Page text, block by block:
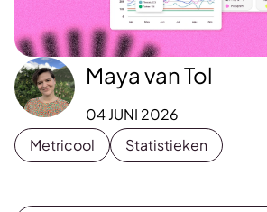
Maya van Tol
04 JUNI 2026
Metricool
Statistieken